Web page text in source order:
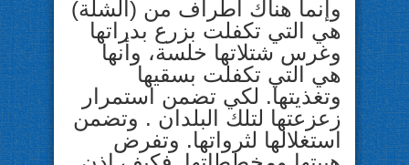
وإنما هناك أطراف من (الشلة)
هي التي تكفلت بزرع بدراتها
وغرس شتلاتها خلسة، وأنها
هي التي تكفلت بسقيها
وتغذيتها. لكي تضمن استمرار
زعزعتها لتلك البلدان . وتضمن
استغلالها لثرواتها. وتفرض